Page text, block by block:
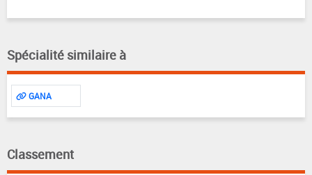
Spécialité similaire à
GANA
Classement